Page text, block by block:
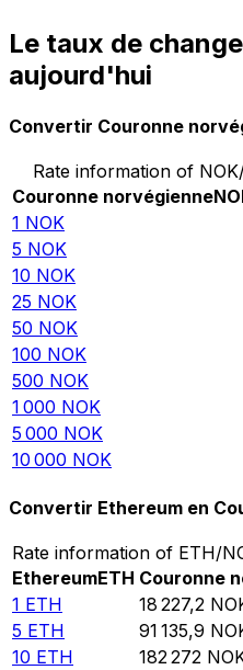
Le taux de
aujourd'hui
Convertir Couronne
Rate information of
Couronne norvégienne
1 NOK
5 NOK
10 NOK
25 NOK
50 NOK
100 NOK
500 NOK
1 000 NOK
5 000 NOK
10 000 NOK
Convertir Ethereum en
Rate information of ETH/
EthereumETH Couronne
1 ETH 18 227,2
5 ETH 91 135,9
10 ETH 182 272